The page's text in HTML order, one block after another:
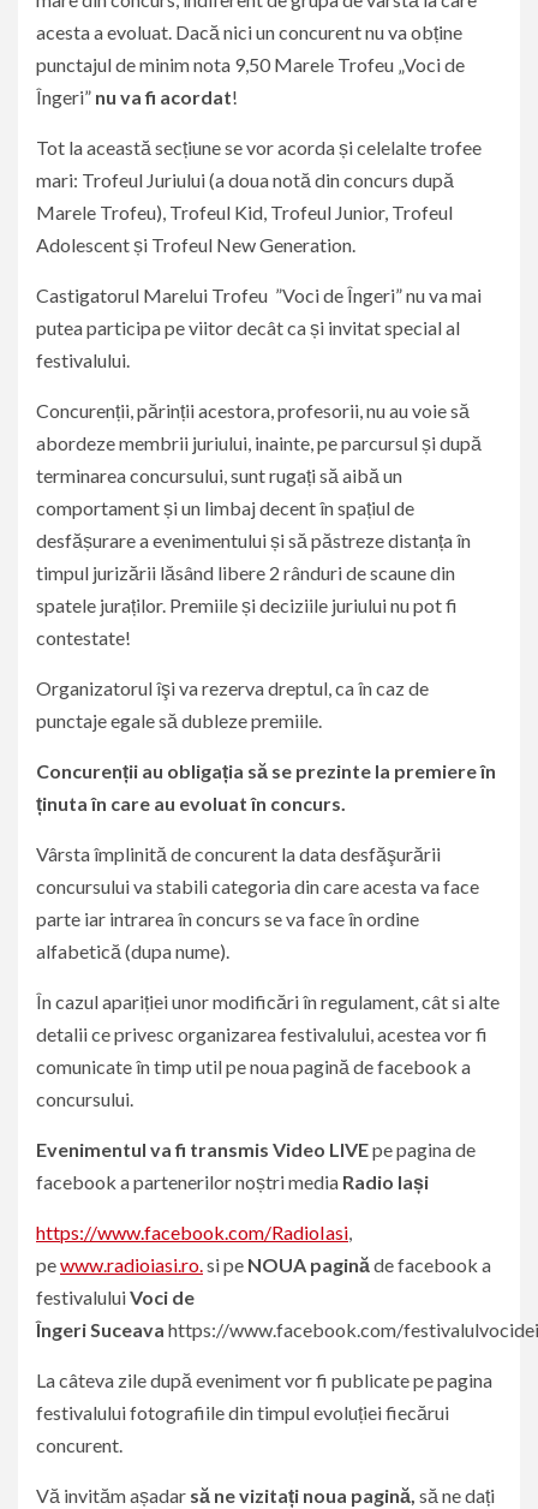
acesta a evoluat. Dacă nici un concurent nu va obține
punctajul de minim nota 9,50 Marele Trofeu „Voci de
Îngeri” nu va fi acordat!
Tot la această secțiune se vor acorda și celelalte trofee
mari: Trofeul Juriului (a doua notă din concurs după
Marele Trofeu), Trofeul Kid, Trofeul Junior, Trofeul
Adolescent și Trofeul New Generation.
Castigatorul Marelui Trofeu ”Voci de Îngeri” nu va mai
putea participa pe viitor decât ca și invitat special al
festivalului.
Concurenții, părinții acestora, profesorii, nu au voie să
abordeze membrii juriului, inainte, pe parcursul și după
terminarea concursului, sunt rugați să aibă un
comportament și un limbaj decent în spațiul de
desfășurare a evenimentului și să păstreze distanța în
timpul jurizării lăsând libere 2 rânduri de scaune din
spatele juraților. Premiile și deciziile juriului nu pot fi
contestate!
Organizatorul îşi va rezerva dreptul, ca în caz de
punctaje egale să dubleze premiile.
Concurenții au obligația să se prezinte la premiere în
ținuta în care au evoluat în concurs.
Vârsta împlinită de concurent la data desfăşurării
concursului va stabili categoria din care acesta va face
parte iar intrarea în concurs se va face în ordine
alfabetică (dupa nume).
În cazul apariției unor modificări în regulament, cât si alte
detalii ce privesc organizarea festivalului, acestea vor fi
comunicate în timp util pe noua pagină de facebook a
concursului.
Evenimentul va fi transmis Video LIVEpe pagina de
facebook a partenerilor noștri media Radio Iași
https://www.facebook.com/RadioIasi
pewww.radioiasi.ro. si pe NOUA pagină de facebook a
festivaluluiVoci de
Îngeri Suceava https://www.facebook.com/
La câteva zile după eveniment vor fi publicate pe pagina
festivalului fotografiile din timpul evoluției fiecărui
concurent.
Vă invităm așadar să ne vizitați noua pagină, să ne dați